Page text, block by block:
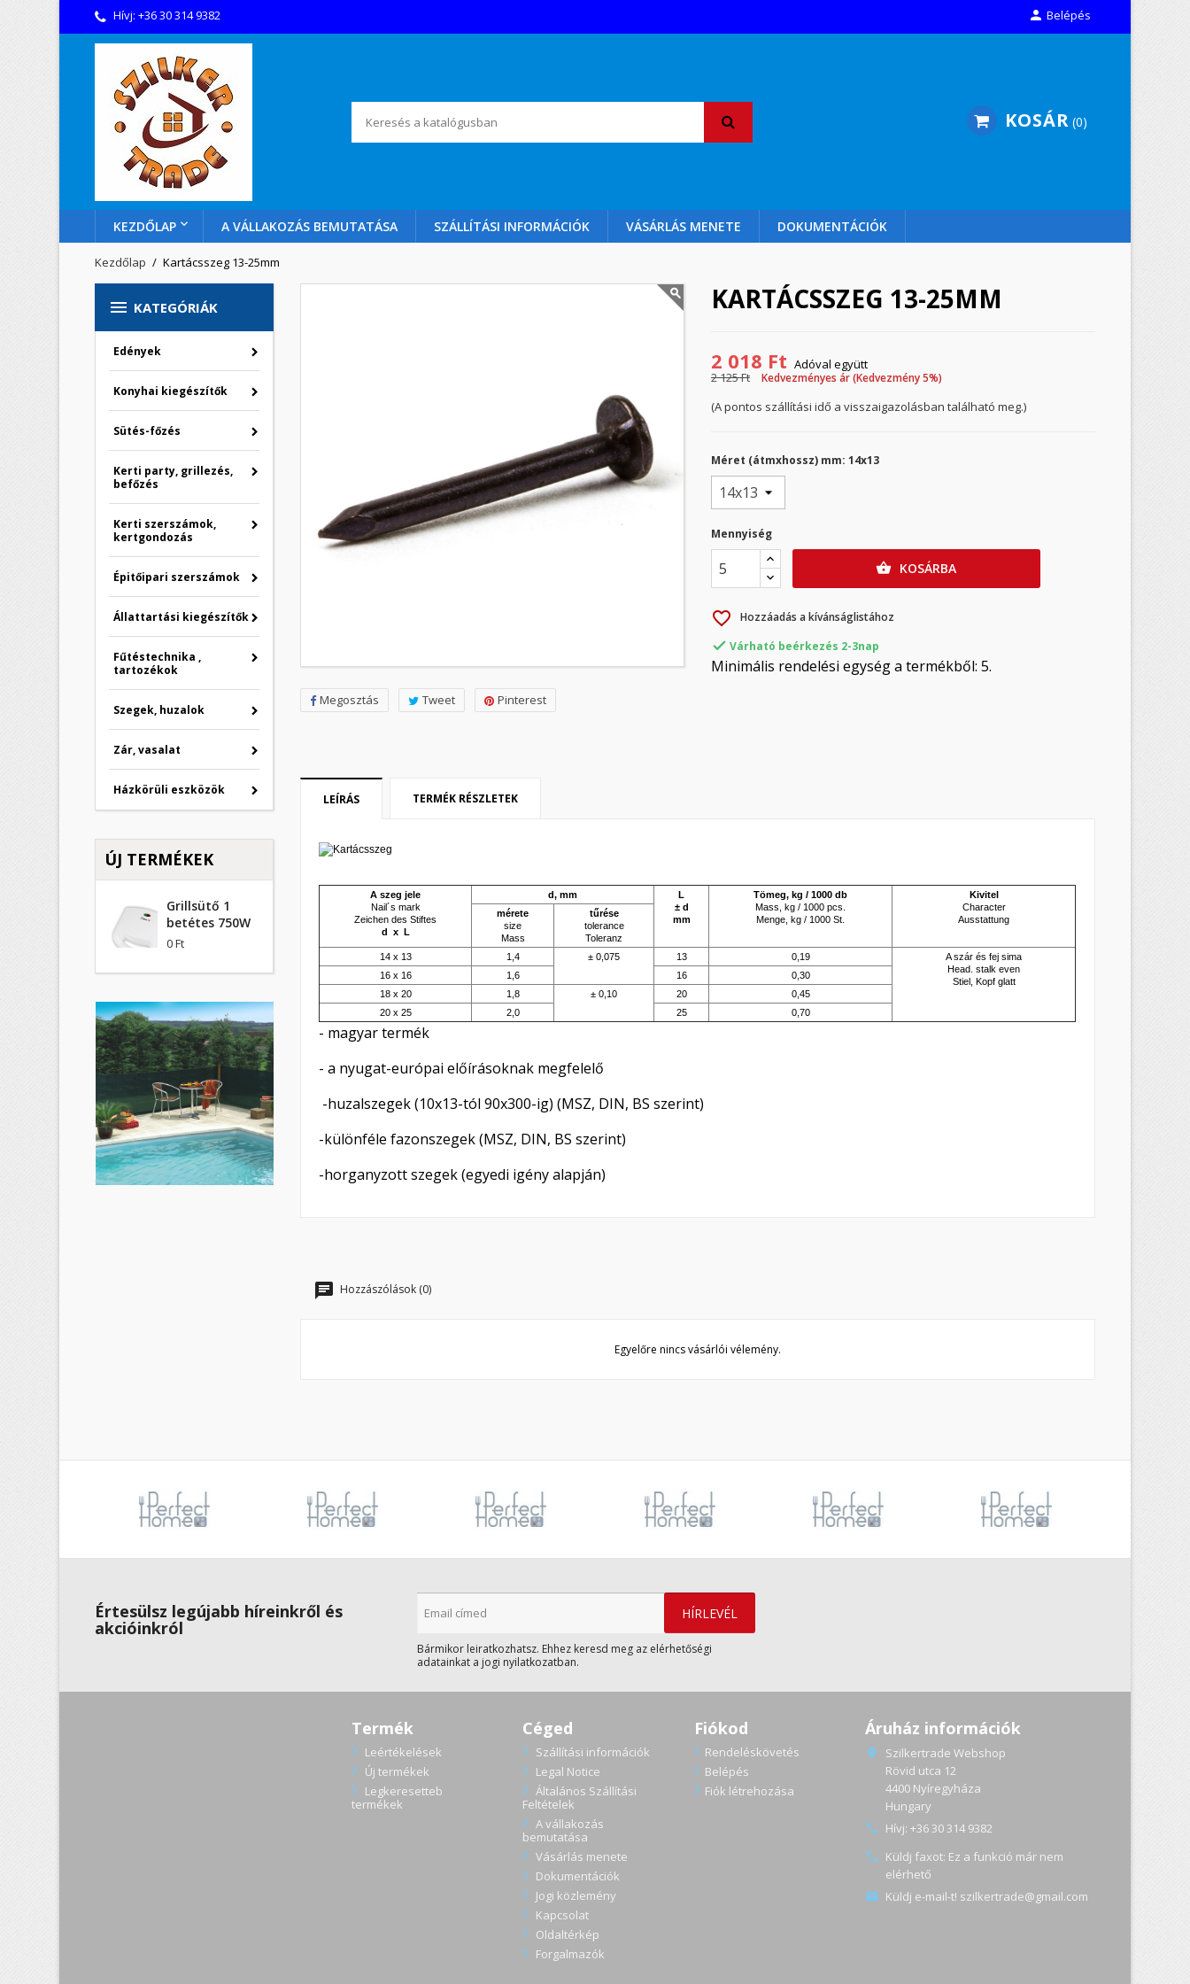
Hívj:+36 30 314 9382  Belépés
KOSÁR 0
KEZDŐLAP A VÁLLAKOZÁS BEMUTATÁSA SZÁLLÍTÁSI INFORMÁCIÓK VÁSÁRLÁS MENETE DOKUMENTÁCIÓK
Kezdőlap Kartácsszeg 13-25mm
 KATEGÓRIÁK
Edények
Konyhai kiegészítők
Sütés-főzés
Kerti party, grillezés,
befőzés
Kerti szerszámok,
kertgondozás
Épitőipari szerszámok
Állattartási kiegészítők
Fűtéstechnika ,
tartozékok
Szegek, huzalok
Zár, vasalat
Házkörüli eszközök
ÚJ TERMÉKEK
Grillsütő 1
betétes 750W
0 Ft
Megosztás Tweet Pinterest
KARTÁCSSZEG 13-25MM
2 018 Ft Adóval együtt
2 125 Ft
Kedvezményes ár (Kedvezmény 5%)
(A pontos szállítási idő a visszaigazolásban található meg.)
Méret (átmxhossz) mm: 14x13
Mennyiség
 KOSÁRBA
favorite_border Hozzáadás a kívánságlistához
 Várható beérkezés 2-3nap
Minimális rendelési egység a termékből: 5.
LEÍRÁS TERMÉK RÉSZLETEK
A szeg jele
Nail´s mark
Zeichen des Stiftes
d x L
d, mm
L
± d
mm
Tömeg, kg / 1000 db
Mass, kg / 1000 pcs.
Menge, kg / 1000 St.
Kivitel
Character
Ausstattung
mérete
size
Mass
tűrése
tolerance
Toleranz
14 x 13
1,4 ± 0,075 13 0,19
A szár és fej sima
Head. stalk even
Stiel, Kopf glatt
16 x 16 1,6 16
0,30
18 x 20
1,8 ± 0,10 20
0,45
20 x 25
2,0 25 0,70
- magyar termék
- a nyugat-európai előírásoknak megfelelő
-huzalszegek (10x13-tól 90x300-ig) (MSZ, DIN, BS szerint)
-különféle fazonszegek (MSZ, DIN, BS szerint)
-horganyzott szegek (egyedi igény alapján)
Hozzászólások (0)
Egyelőre nincs vásárlói vélemény.
Értesülsz legújabb híreinkről és
akcióinkról
Bármikor leiratkozhatsz. Ehhez keresd meg az elérhetőségi
adatainkat a jogi nyilatkozatban.
Termék
Leértékelések
Új termékek
Legkeresetteb
termékek
Céged
Szállítási információk
Legal Notice
Általános Szállítási
Feltételek
A vállakozás
bemutatása
Vásárlás menete
Dokumentációk
Jogi közlemény
Kapcsolat
Oldaltérkép
Forgalmazók
Fiókod
Rendeléskövetés
Belépés
Fiók létrehozása
Áruház információk

Szilkertrade Webshop
Rövid utca 12
4400 Nyíregyháza
Hungary
 Hívj: +36 30 314 9382
 Küldj faxot: Ez a funkció már nem
elérhető
 Küldj e-mail-t! szilkertrade@gmail.com
My wishlists ×
add_circle_outline Create new list
Kívánságlista létrehozása ×
Kívánságlista neve
Mégsem
Bejelentkezés ×
Be kell jelentkezned a termékek kívánságlistába történő mentéséhez.